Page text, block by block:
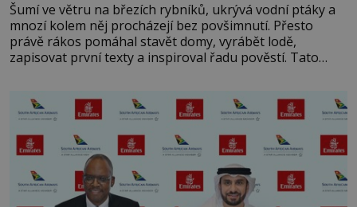
Šumí ve větru na březích rybníků, ukrývá vodní ptáky a
mnozí kolem něj procházejí bez povšimnutí. Přesto
právě rákos pomáhal stavět domy, vyrábět lodě,
zapisovat první texty a inspiroval řadu pověstí. Tato
letního koupání. Stačí se však podívat